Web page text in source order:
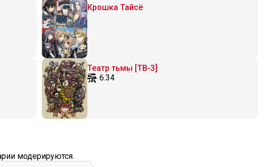
Крошка Тайсё
Театр тьмы [ТВ-3]
6.34
модерируются.